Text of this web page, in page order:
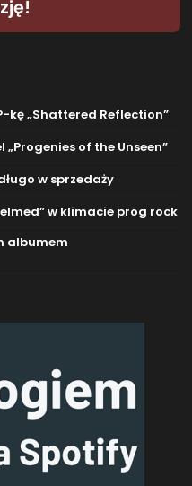
kę „Shattered Reflection”
of the Unseen”
w sprzedaży
w klimacie prog rock
albumem